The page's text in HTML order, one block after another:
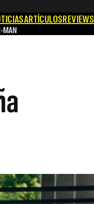
ARTÍCULOSREVIEWS
MAN